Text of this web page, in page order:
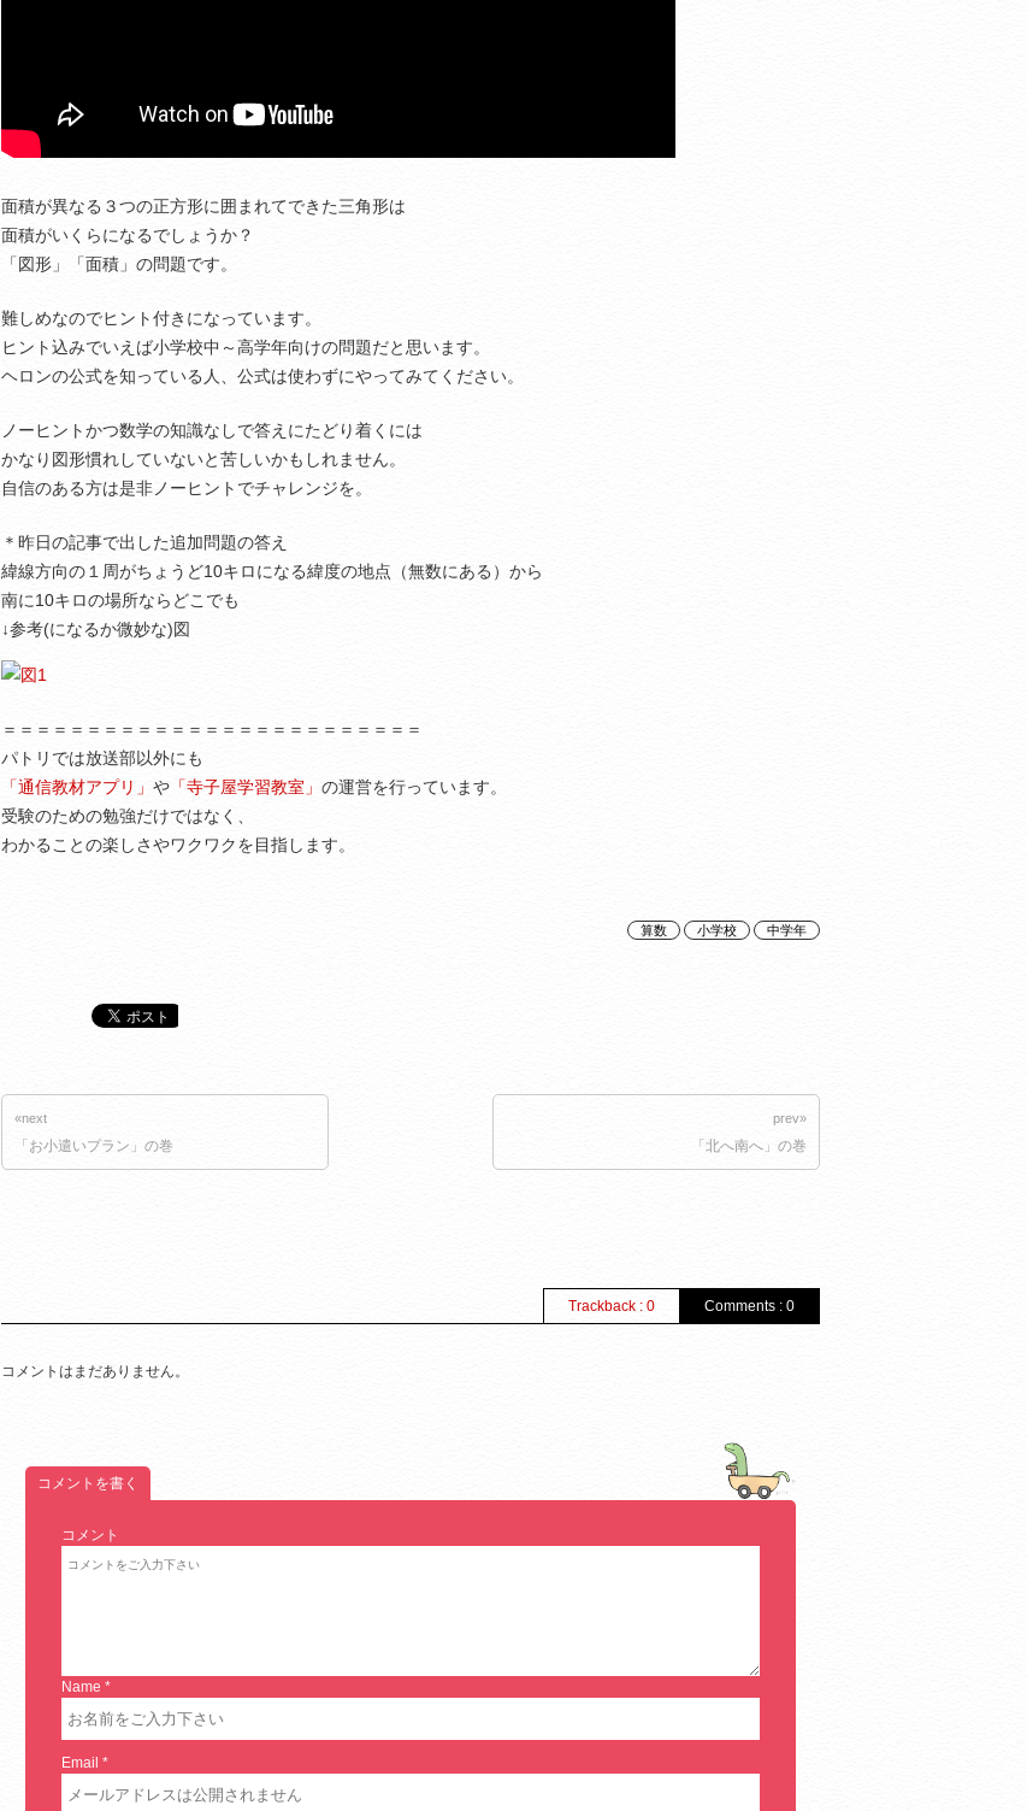
面積が異なる３つの正方形に囲まれてできた三角形は
面積がいくらになるでしょうか？
「図形」「面積」の問題です。
難しめなのでヒント付きになっています。
ヒント込みでいえば小学校中～高学年向けの問題だと思います。
ヘロンの公式を知っている人、公式は使わずにやってみてください。
ノーヒントかつ数学の知識なしで答えにたどり着くには
かなり図形慣れしていないと苦しいかもしれません。
自信のある方は是非ノーヒントでチャレンジを。
＊昨日の記事で出した追加問題の答え
緯線方向の１周がちょうど10キロになる緯度の地点（無数にある）から
南に10キロの場所ならどこでも
↓参考(になるか微妙な)図
＝＝＝＝＝＝＝＝＝＝＝＝＝＝＝＝＝＝＝＝＝＝＝＝＝
パトリでは放送部以外にも
「通信教材アプリ」 や 「寺子屋学習教室」 の運営を行っています。
受験のための勉強だけではなく、
わかることの楽しさやワクワクを目指します。
算数 小学校 中学年
«next
「お小遣いプラン」の巻
prev»
「北へ南へ」の巻
Comments : 0
Trackback : 0
コメントはまだありません。
コメントを書く
コメント
Name *
Email *